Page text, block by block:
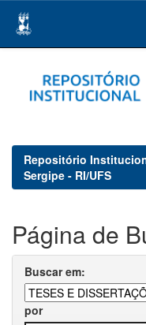
navigation
Repositório
Sergipe - RI/UFS
Página de
Buscar em:
por